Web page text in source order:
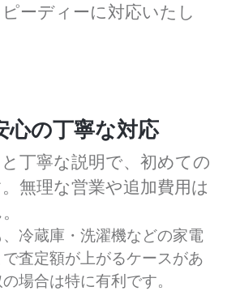
ーディーに対応いたし
心の丁寧な対応
丁寧な説明で、初めての
無理な営業や追加費用は
冷蔵庫・洗濯機などの家電
査定額が上がるケースがあ
場合は特に有利です。